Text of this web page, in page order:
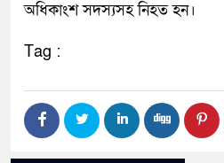
অধিকাংশ সদস্যসহ নিহত হন।
Tag :